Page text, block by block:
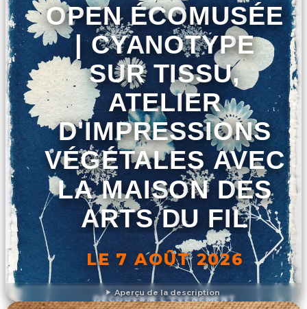
Aperçu de la description
OPEN ÉCOMUSÉE
| CYANOTYPE
SUR TISSU,
ATELIER
D'IMPRESSIONS
VÉGÉTALES AVEC
LA MAISON DES
ARTS DU FIL
LE 7 AOÛT 2026
DÉCOUVRIR L'ÉVÉNEMENT